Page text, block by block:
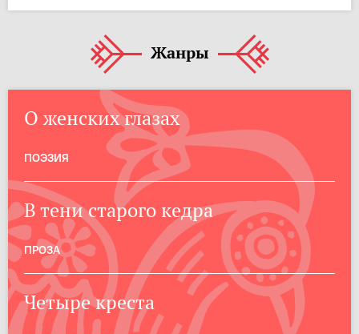
Жанры
О женских глазах
ПОЭЗИЯ
В тени старого кедра
ПРОЗА
Четыре креста